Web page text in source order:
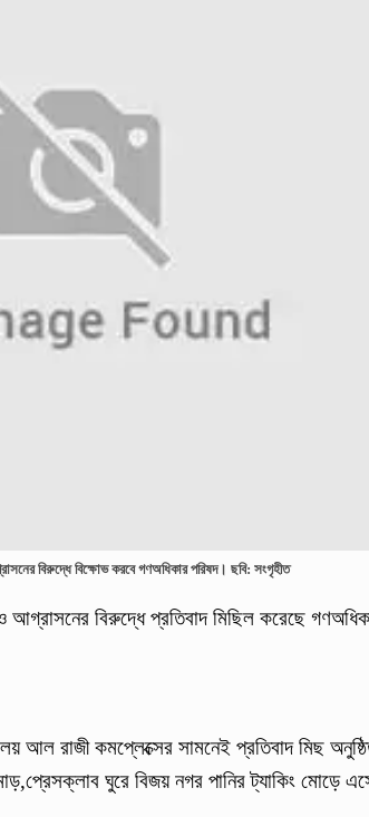
বিরুদ্ধে বিক্ষোভ করবে গণঅধিকার পরিষদ। ছবি: সংগৃহীত
বিরুদ্ধে প্রতিবাদ মিছিল করেছে
আল রাজী কমপ্লেক্সের সামনেই প্রতিবাদ মিছ
ঘুরে বিজয় নগর পানির ট্যাকিং মোড়ে